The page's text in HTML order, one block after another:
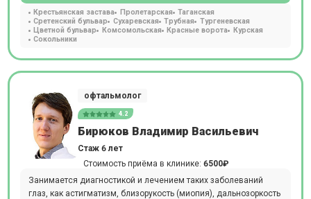
Крестьянская застава Пролетарская
Таганская
Сретенский бульвар
Сухаревская Трубная
Тургеневская
Цветной бульвар
Комсомольская Красные ворота
Курская
Сокольники
офтальмолог
4.2
Бирюков Владимир Васильевич
Стаж 6 лет
Стоимость приёма в клинике: 6500₽
Занимается диагностикой и лечением таких заболеваний
глаз, как астигматизм, близорукость (миопия), дальнозоркость